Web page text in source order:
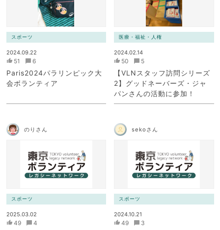
スポーツ
2024.09.22
51 6
Paris2024パラリンピック大
会ボランティア
医療・福祉・人権
2024.02.14
50 5
【VLNスタッフ訪問シリーズ
2】グッドネーバーズ・ジャ
パンさんの活動に参加！
のりさん
スポーツ
2025.03.02
49 4
sekoさん
スポーツ
2024.10.21
49 3